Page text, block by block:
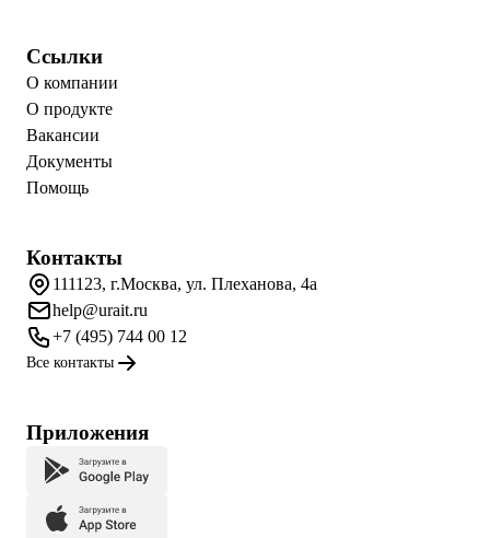
Ссылки
О компании
О продукте
Вакансии
Документы
Помощь
Контакты
111123, г.Москва, ул. Плеханова, 4а
help@urait.ru
+7 (495) 744 00 12
Все контакты
Приложения